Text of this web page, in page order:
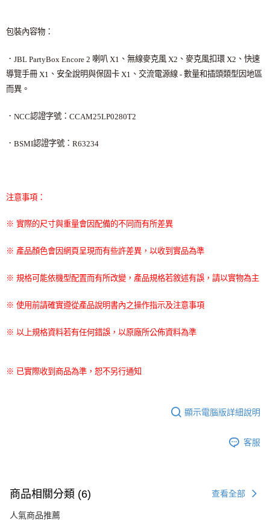
包裝內容物：
． JBL PartyBox Encore 2 喇叭 X1 、無線麥克風 X2 、麥克風扣環 X2 、快速
導覽手冊 X1 、安全說明與保固卡 X1 、交流電源線 - 數量和插頭類型因地區
而異。
． NCC認證字號： CCAM25LP0280T2
． BSMI認證字號： R63234
注意事項：
※ 實際的尺寸與重量會因配備的不同而有所差異
※ 產品顏色會因網頁呈現而有些許差異，以收到實品為準
※ 規格可能依機型配置而有所改變，產品規格若敘述有誤，請以實物為主
※ 使用前請確實遵從產品說明書內之操作指示及注意事項
※ 以上規格資料若有任何錯誤，以原廠所公佈資料為準
※ 已實際收到商品為準，恕不另行通知
顯示電腦版詳細說明
客服
商品相關分類 (6) 查看全部
人氣商品推薦